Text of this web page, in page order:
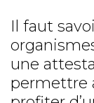
Il faut
une
permettre